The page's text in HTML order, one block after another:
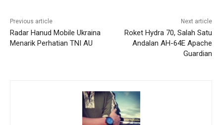
Previous article
Radar Hanud Mobile Ukraina
Menarik Perhatian TNI AU
Next article
Roket Hydra 70, Salah Satu
Andalan AH-64E Apache
Guardian